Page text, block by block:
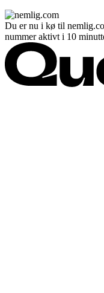
Du er nu i kø til
nummer aktivt i 10